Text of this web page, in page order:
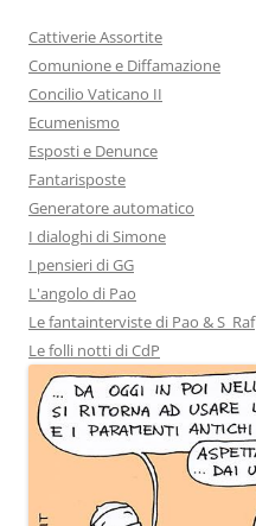
Cattiverie Assortite
Comunione e Diffamazione
Concilio Vaticano II
Ecumenismo
Esposti e Denunce
Fantarisposte
Generatore automatico
I dialoghi di Simone
I pensieri di GG
L'angolo di Pao
Le fantainterviste di Pao & S_Raf
Le folli notti di CdP